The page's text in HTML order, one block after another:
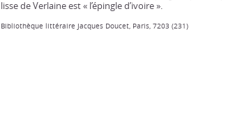
lisse de Verlaine est « l’épingle d’ivoire ».
Bibliothèque littéraire Jacques Doucet, Paris, 7203 (231)